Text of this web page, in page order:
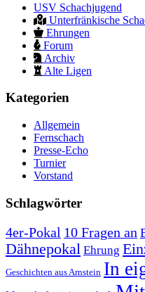
USV Schachjugend
Unterfränkische
Ehrungen
Forum
Archiv
Alte Ligen
Kategorien
Allgemein
Fernschach
Presse-Echo
Turnier
Vorstand
Schlagwörter
4er-Pokal 10 Fragen an
Dähnepokal Ehrung
Geschichten aus Arnstein In